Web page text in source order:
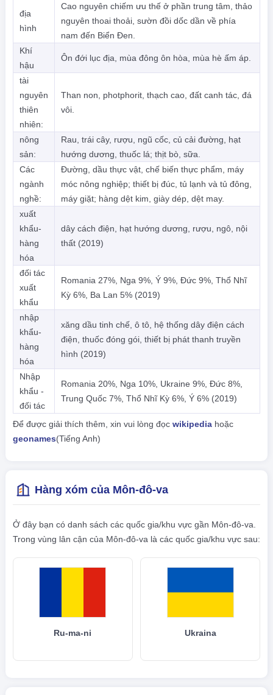
địa
hình
Cao nguyên chiếm ưu thế ở phần trung tâm, thảo
nguyên thoai thoải, sườn đồi dốc dần về phía
nam đến Biển Đen.
Khí
hậu
Ôn đới lục địa, mùa đông ôn hòa, mùa hè ấm áp.
tài
nguyên
thiên
nhiên:
Than non, photphorit, thạch cao, đất canh tác, đá
vôi.
nông
sản:
Rau, trái cây, rượu, ngũ cốc, củ cải đường, hạt
hướng dương, thuốc lá; thịt bò, sữa.
Các
ngành
nghề:
Đường, dầu thực vật, chế biến thực phẩm, máy
móc nông nghiệp; thiết bị đúc, tủ lạnh và tủ đông,
máy giặt; hàng dệt kim, giày dép, dệt may.
xuất
khẩu-
hàng
hóa
dây cách điện, hạt hướng dương, rượu, ngô, nội
thất (2019)
đối tác
xuất
khẩu
Romania 27%, Nga 9%, Ý 9%, Đức 9%, Thổ Nhĩ
Kỳ 6%, Ba Lan 5% (2019)
nhập
khẩu-
hàng
hóa
xăng dầu tinh chế, ô tô, hệ thống dây điện cách
điện, thuốc đóng gói, thiết bị phát thanh truyền
hình (2019)
Nhập
khẩu -
đối tác
Romania 20%, Nga 10%, Ukraine 9%, Đức 8%,
Trung Quốc 7%, Thổ Nhĩ Kỳ 6%, Ý 6% (2019)
Để được giải thích thêm, xin vui lòng đọc wikipediahoặc
geonames(Tiếng Anh)
Hàng xóm của Môn-đô-va
Ở đây bạn có danh sách các quốc gia/khu vực gần Môn-đô-va.
Trong vùng lân cận của Môn-đô-va là các quốc gia/khu vực sau:
Ru-ma-ni Ukraina